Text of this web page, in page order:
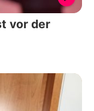
vor der